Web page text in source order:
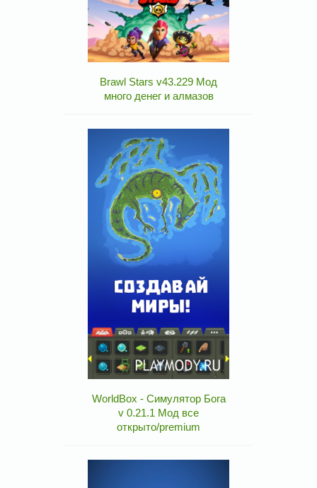
Brawl Stars v43.229 Мод
много денег и алмазов
WorldBox - Симулятор Бога
v 0.21.1 Мод все
открыто/premium